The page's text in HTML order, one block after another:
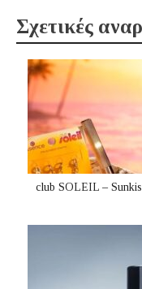
Σχετικές
club SOLEIL –